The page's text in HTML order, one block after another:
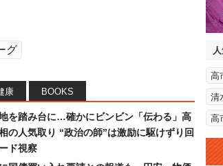
グ
康 BOOKS
を踏み台に…確かにビンビン「伝わる」高
の人気取り “政治の師”は激励に駆けずり回
ド視察
高
清
高